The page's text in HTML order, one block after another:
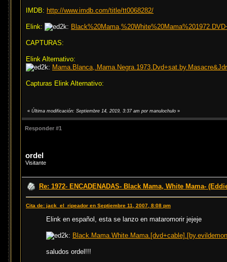
IMDB: http://www.imdb.com/title/tt0068282/
Elink:
CAPTURAS:
Elink Alternativo:
Capturas Elink Alternativo:
« Última modificación: Septiembre 14, 2019, 3:37 am por manulochulo »
Responder #1
ordel
Visitante
Re: 1972- ENCADENADAS- Black Mama, White Mama-
Cita de: jack_el_ripeador en Septiembre 11, 2007, 8:08 pm
Elink en español, esta se lanzo en mataromorir jejeje
saludos ordel!!!